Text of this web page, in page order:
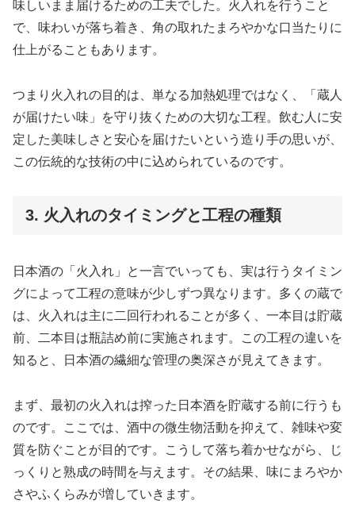
味しいまま届けるための工夫でした。火入れを行うこと
で、味わいが落ち着き、角の取れたまろやかな口当たりに
仕上がることもあります。
つまり火入れの目的は、単なる加熱処理ではなく、「蔵人
が届けたい味」を守り抜くための大切な工程。飲む人に安
定した美味しさと安心を届けたいという造り手の思いが、
この伝統的な技術の中に込められているのです。
3. 火入れのタイミングと工程の種類
日本酒の「火入れ」と一言でいっても、実は行うタイミン
グによって工程の意味が少しずつ異なります。多くの蔵で
は、火入れは主に二回行われることが多く、一本目は貯蔵
前、二本目は瓶詰め前に実施されます。この工程の違いを
知ると、日本酒の繊細な管理の奥深さが見えてきます。
まず、最初の火入れは搾った日本酒を貯蔵する前に行うも
のです。ここでは、酒中の微生物活動を抑えて、雑味や変
質を防ぐことが目的です。こうして落ち着かせながら、じ
っくりと熟成の時間を与えます。その結果、味にまろやか
さやふくらみが増していきます。